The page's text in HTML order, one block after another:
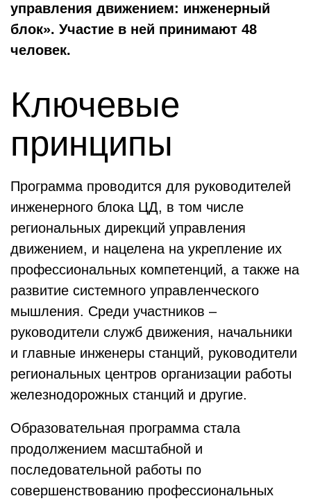
управления движением: инженерный
блок». Участие в ней принимают 48
человек.
Ключевые
принципы
Программа проводится для руководителей
инженерного блока ЦД, в том числе
региональных дирекций управления
движением, и нацелена на укрепление их
профессиональных компетенций, а также на
развитие системного управленческого
мышления. Среди участников –
руководители служб движения, начальники
и главные инженеры станций, руководители
региональных центров организации работы
железнодорожных станций и другие.
Образовательная программа стала
продолжением масштабной и
последовательной работы по
совершенствованию профессиональных